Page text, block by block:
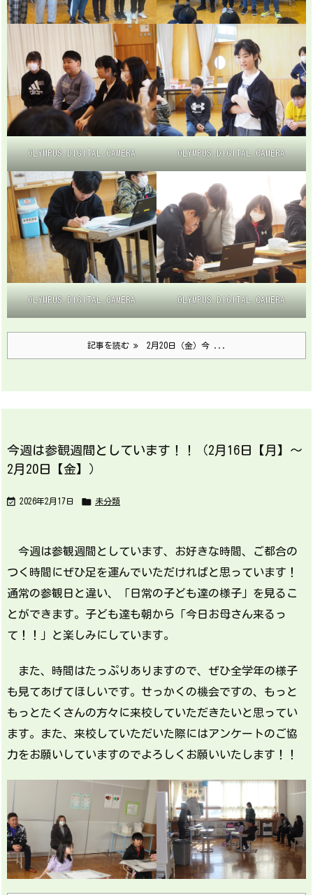
OLYMPUS DIGITAL CAMERA OLYMPUS DIGITAL CAMERA
OLYMPUS DIGITAL CAMERA OLYMPUS DIGITAL CAMERA
記事を読む 2月20日（金）今 ...
今週は参観週間としています！！（2月16日【月】～
2月20日【金】）
 2026年2月17日  未分類
今週は参観週間としています、お好きな時間、ご都合の
つく時間にぜひ足を運んでいただければと思っています！
通常の参観日と違い、「日常の子ども達の様子」を見るこ
とができます。子ども達も朝から「今日お母さん来るっ
て！！」と楽しみにしています。
また、時間はたっぷりありますので、ぜひ全学年の様子
も見てあげてほしいです。せっかくの機会ですの、もっと
もっとたくさんの方々に来校していただきたいと思ってい
ます。また、来校していただいた際にはアンケートのご協
力をお願いしていますのでよろしくお願いいたします！！